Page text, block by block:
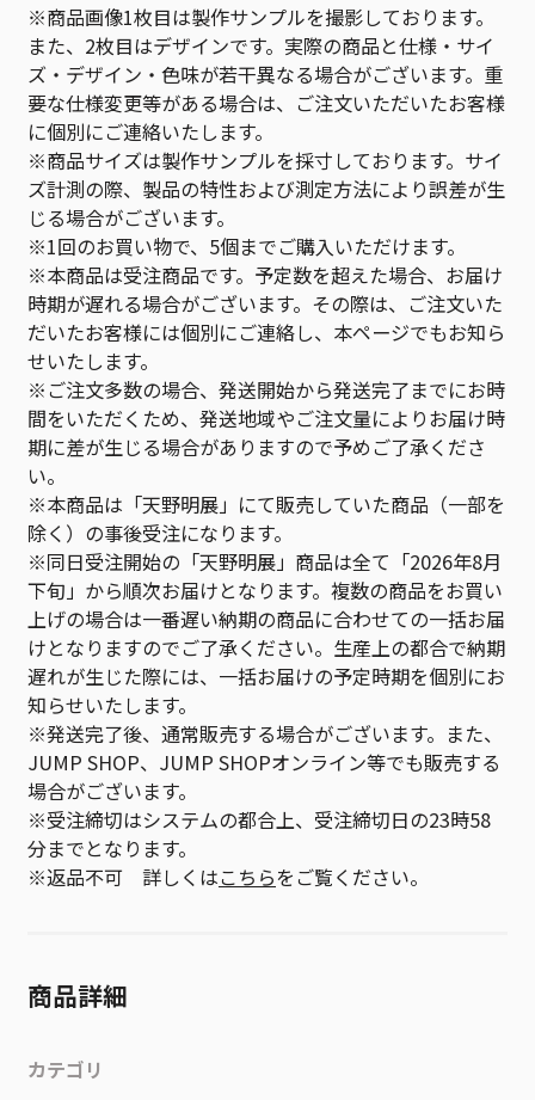
※商品画像1枚目は製作サンプルを撮影しております。
また、2枚目はデザインです。実際の商品と仕様・サイ
ズ・デザイン・色味が若干異なる場合がございます。重
要な仕様変更等がある場合は、ご注文いただいたお客様
に個別にご連絡いたします。
※商品サイズは製作サンプルを採寸しております。サイ
ズ計測の際、製品の特性および測定方法により誤差が生
じる場合がございます。
※1回のお買い物で、5個までご購入いただけます。
※本商品は受注商品です。予定数を超えた場合、お届け
時期が遅れる場合がございます。その際は、ご注文いた
だいたお客様には個別にご連絡し、本ページでもお知ら
せいたします。
※ご注文多数の場合、発送開始から発送完了までにお時
間をいただくため、発送地域やご注文量によりお届け時
期に差が生じる場合がありますので予めご了承くださ
い。
※本商品は「天野明展」にて販売していた商品（一部を
除く）の事後受注になります。
※同日受注開始の「天野明展」商品は全て「2026年8月
下旬」から順次お届けとなります。複数の商品をお買い
上げの場合は一番遅い納期の商品に合わせての一括お届
けとなりますのでご了承ください。生産上の都合で納期
遅れが生じた際には、一括お届けの予定時期を個別にお
知らせいたします。
※発送完了後、通常販売する場合がございます。また、
JUMP SHOP、JUMP SHOPオンライン等でも販売する
場合がございます。
※受注締切はシステムの都合上、受注締切日の23時58
分までとなります。
※返品不可 詳しくはこちらをご覧ください。
商品詳細
カテゴリ